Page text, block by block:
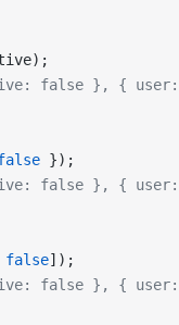
false }, {
});
false }, {
false]);
false }, {